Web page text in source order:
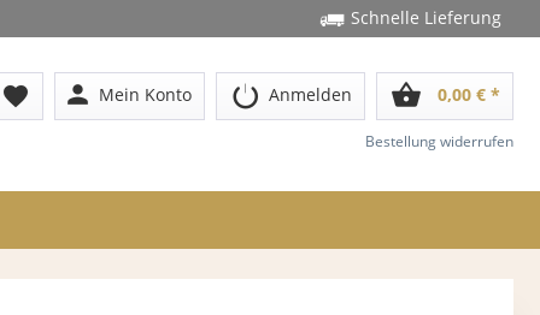
Schnelle Lieferung
favorite person Mein Konto Anmelden shopping_basket 0,00 € *
Bestellung widerrufen